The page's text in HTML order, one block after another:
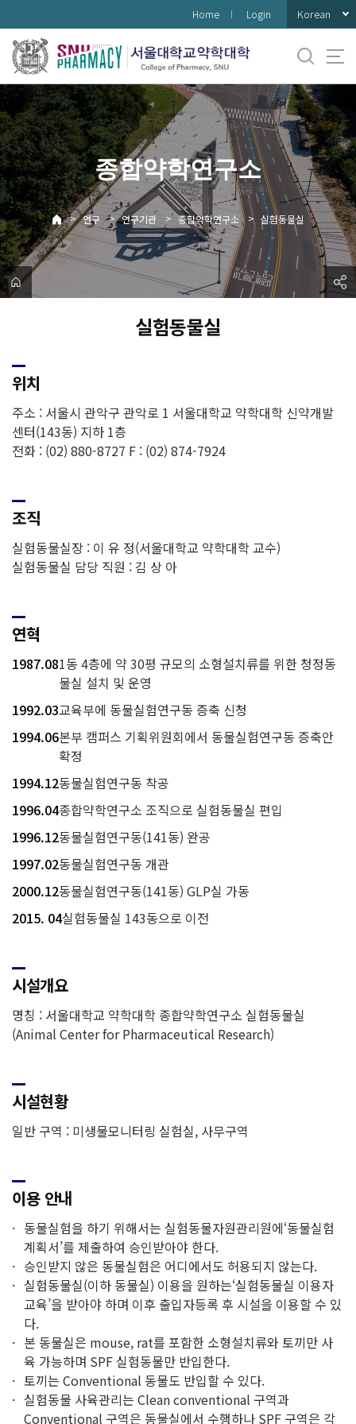
로
메
뉴
Home Login Korean
종합약학연구소
> 연구 > 연구기관 > 종합약학연구소 > 실험동물실
실험동물실
위치
주소 : 서울시 관악구 관악로 1 서울대학교 약학대학 신약개발
센터(143동) 지하 1층
전화 : (02) 880-8727 F : (02) 874-7924
조직
실험동물실장 : 이 유 정(서울대학교 약학대학 교수)
실험동물실 담당 직원 : 김 상 아
연혁
1987.081동 4층에 약 30평 규모의 소형설치류를 위한 청정동
물실 설치 및 운영
1992.03교육부에 동물실험연구동 증축 신청
1994.06본부 캠퍼스 기획위원회에서 동물실험연구동 증축안
확정
1994.12동물실험연구동 착공
1996.04종합약학연구소 조직으로 실험동물실 편입
1996.12동물실험연구동(141동) 완공
1997.02동물실험연구동 개관
2000.12동물실험연구동(141동) GLP실 가동
2015. 04실험동물실 143동으로 이전
시설개요
명칭 : 서울대학교 약학대학 종합약학연구소 실험동물실
(Animal Center for Pharmaceutical Research)
시설현황
일반 구역 : 미생물모니터링 실험실, 사무구역
이용 안내
동물실험을 하기 위해서는 실험동물자원관리원에‘동물실험
계획서’를 제출하여 승인받아야 한다.
승인받지 않은 동물실험은 어디에서도 허용되지 않는다.
실험동물실(이하 동물실) 이용을 원하는‘실험동물실 이용자
교육’을 받아야 하며 이후 출입자등록 후 시설을 이용할 수 있
다.
본 동물실은 mouse, rat를 포함한 소형설치류와 토끼만 사
육 가능하며 SPF 실험동물만 반입한다.
토끼는 Conventional 동물도 반입할 수 있다.
실험동물 사육관리는 Clean conventional 구역과
Conventional 구역은 동물실에서 수행하나 SPF 구역은 각